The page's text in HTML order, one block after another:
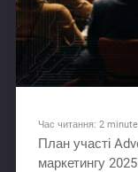
Час читання: 2
План участі
маркетингу